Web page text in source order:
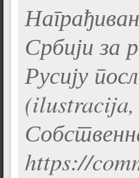
Србији за
Русију
https://